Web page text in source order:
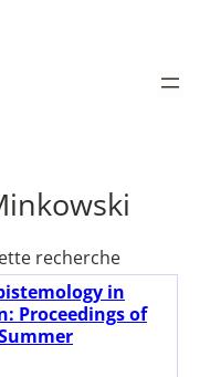
recherche
in
Proceedings of